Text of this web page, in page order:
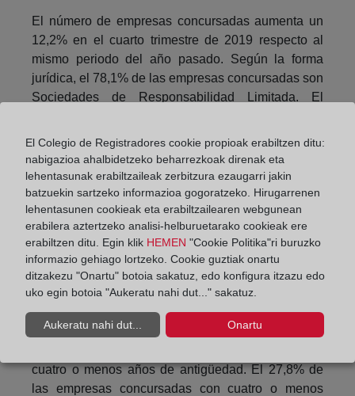
El número de empresas concursadas aumenta un
12,2% en el cuarto trimestre de 2019 respecto al
mismo periodo del año pasado. Según la forma
jurídica, el 78,1% de las empresas concursadas son
Sociedades de Responsabilidad Limitada. El
250.000 euros) y son, principalmente, Sociedades
de Responsabilidad Limitada.
El 25,8% de las empresas concursadas tienen
como actividad económica principal el Comercio.
En cuanto al número de asalariados, el 56,6% del
total de empresas concursadas tiene menos de
seis. Y, entre éstas, el 29,6% no tiene asalariados.
Con respecto a la antigüedad, el 19,1% del total de
empresas concursadas en el cuarto trimestre tiene
cuatro o menos años de antigüedad. El 27,8% de
las empresas concursadas con cuatro o menos
El Colegio de Registradores cookie propioak erabiltzen ditu:
nabigazioa ahalbidetzeko beharrezkoak direnak eta
lehentasunak erabiltzaileak zerbitzura ezaugarri jakin
batzuekin sartzeko informazioa gogoratzeko. Hirugarrenen
lehentasunen cookieak eta erabiltzailearen webgunean
erabilera aztertzeko analisi-helburuetarako cookieak ere
erabiltzen ditu. Egin klik HEMEN "Cookie Politika"ri buruzko
informazio gehiago lortzeko. Cookie guztiak onartu
ditzakezu "Onartu" botoia sakatuz, edo konfigura itzazu edo
uko egin botoia "Aukeratu nahi dut..." sakatuz.
Aukeratu nahi dut... Onartu